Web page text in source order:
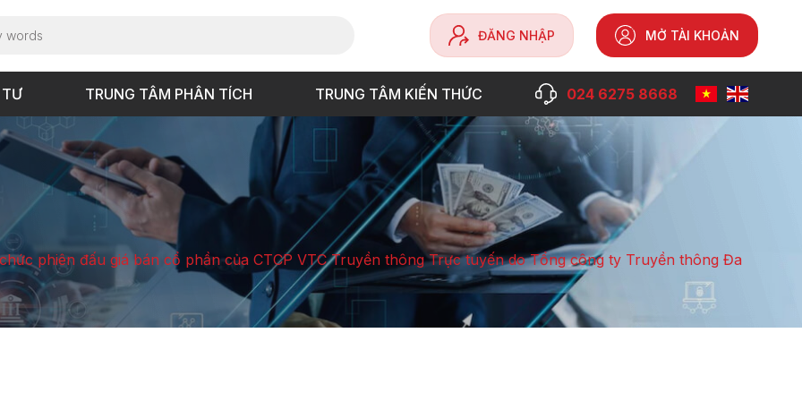
ĐĂNG NHẬP MỞ TÀI KHOẢN
TRUNG TÂM PHÂN TÍCH TRUNG TÂM KIẾN THỨC 024 6275 8668